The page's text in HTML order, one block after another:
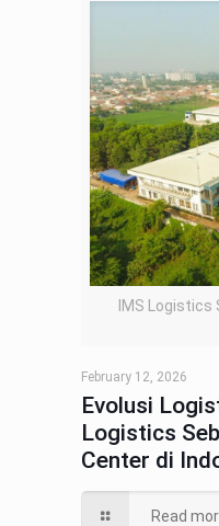
IMS
February 12, 2026
Evolusi
Logistics
Center di
Read